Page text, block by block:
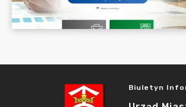
Biuletyn